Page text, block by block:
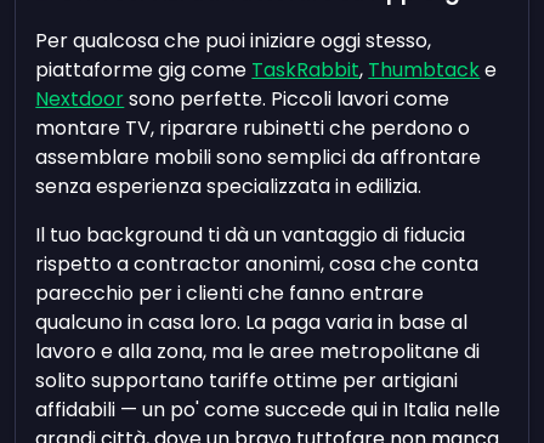
Per qualcosa che puoi iniziare oggi stesso,
piattaforme gig come TaskRabbit, Thumbtacke
Nextdoorsono perfette. Piccoli lavori come
montare TV, riparare rubinetti che perdono o
assemblare mobili sono semplici da affrontare
senza esperienza specializzata in edilizia.
Il tuo background ti dà un vantaggio di fiducia
rispetto a contractor anonimi, cosa che conta
parecchio per i clienti che fanno entrare
qualcuno in casa loro. La paga varia in base al
lavoro e alla zona, ma le aree metropolitane di
solito supportano tariffe ottime per artigiani
affidabili — un po' come succede qui in Italia nelle